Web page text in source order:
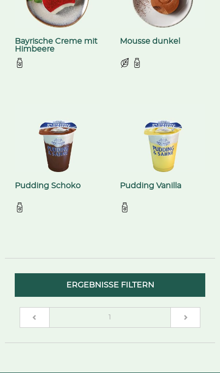
Bayrische Creme mit
Himbeere
Mousse dunkel
Pudding Schoko Pudding Vanilla
ERGEBNISSE FILTERN